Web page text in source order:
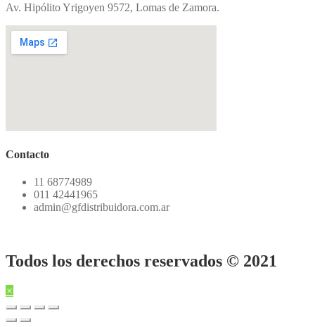
Av. Hipólito Yrigoyen 9572, Lomas de Zamora.
Contacto
11 68774989
011 42441965
admin@gfdistribuidora.com.ar
Todos los derechos reservados © 2021
×